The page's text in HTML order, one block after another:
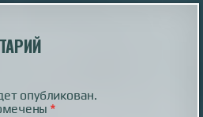
опубликован.
*